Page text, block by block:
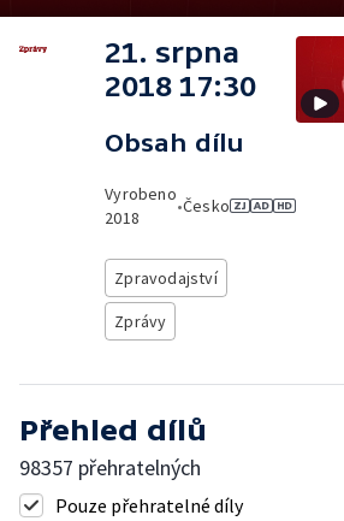
21. srpna
2018 17:30
Obsah dílu
Vyrobeno
2018
•Česko
Zpravodajství
Zprávy
Přehled dílů
98357 přehratelných
Pouze přehratelné díly